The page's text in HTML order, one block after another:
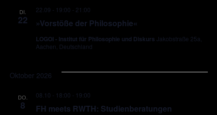
DI.
22 »Vorstöße der Philosophie«
22.09 - 19:00 - 21:00
LOGOI - Institut für Philosophie und Diskurs Jakobstraße 25a,
Aachen, Deutschland
Oktober 2026
DO.
8 FH meets RWTH: Studienberatungen
08.10 - 18:00 - 19:00